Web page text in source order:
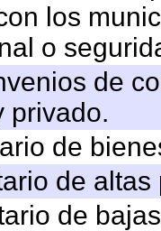
los
o
de
privado.
de
de
de